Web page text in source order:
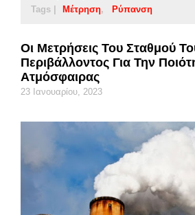
Tags | Μέτρηση Ρύπανση
Οι Μετρήσεις Του Σταθμού
Περιβάλλοντος Για Την
Ατμόσφαιρας
23 Ιανουαρίου, 2023